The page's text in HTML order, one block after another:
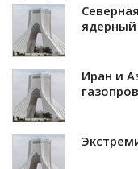
ядерный
Иран и